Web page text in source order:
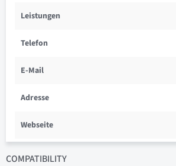
Leistungen
Telefon
E-Mail
Adresse
Webseite
COMPATIBILITY